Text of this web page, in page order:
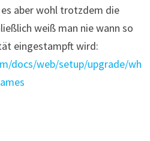
aber wohl trotzdem die
weiß man nie wann so
eingestampft wird:
docs/web/setup/upgrade/wh